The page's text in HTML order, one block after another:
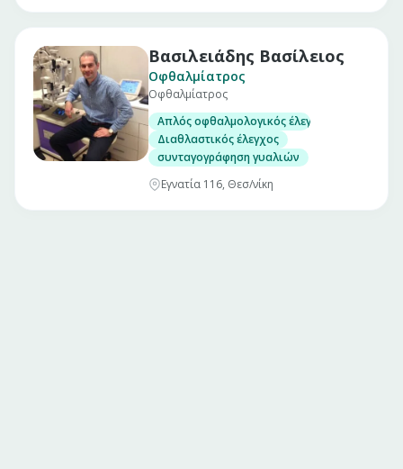
Βασιλειάδης Βασίλειος
Οφθαλμίατρος
Οφθαλμίατρος
Απλός οφθαλμολογικός έλεγχος ( Οπτική
Διαθλαστικός έλεγχος
συνταγογράφηση γυαλιών
Εγνατία 116, Θεσ/νίκη